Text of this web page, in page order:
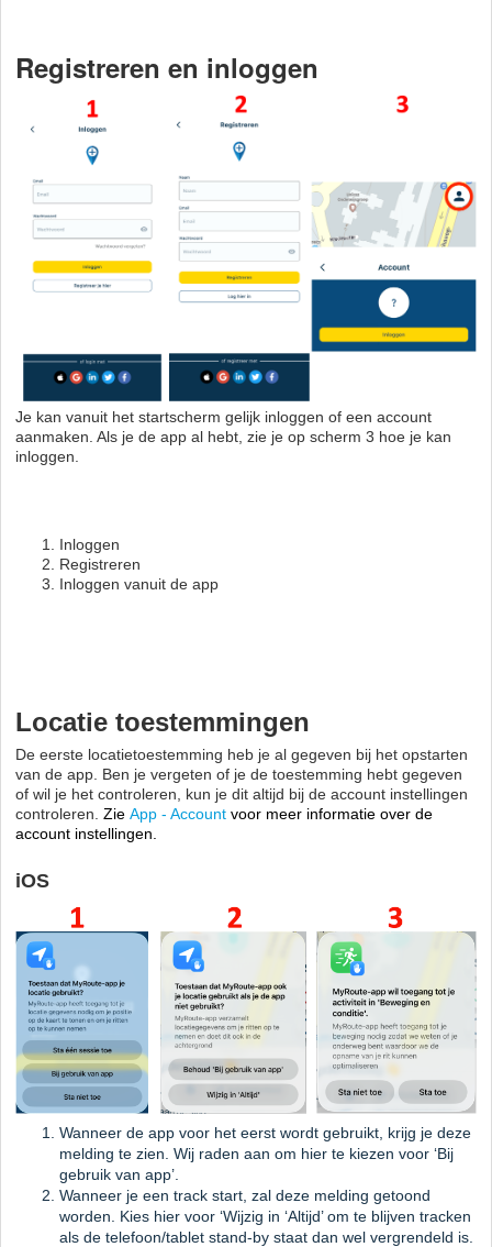
Registreren en inloggen
Je kan vanuit het startscherm gelijk inloggen of een account
aanmaken. Als je de app al hebt, zie je op scherm 3 hoe je kan
inloggen.
Inloggen
Registreren
Inloggen vanuit de app
Locatie toestemmingen
De eerste locatietoestemming heb je al gegeven bij het opstarten
van de app. Ben je vergeten of je de toestemming hebt gegeven
of wil je het controleren, kun je dit altijd bij de account instellingen
controleren. Zie App - Account voor meer informatie over de
account instellingen.
iOS
Wanneer de app voor het eerst wordt gebruikt, krijg je deze
melding te zien. Wij raden aan om hier te kiezen voor ‘Bij
gebruik van app’.
Wanneer je een track start, zal deze melding getoond
worden. Kies hier voor ‘Wijzig in ‘Altijd’ om te blijven tracken
als de telefoon/tablet stand-by staat dan wel vergrendeld is.